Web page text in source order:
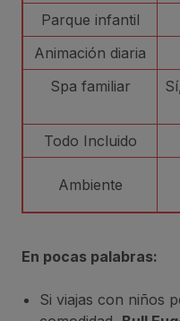
Parque infantil
Animación diaria
Spa familiar
Todo Incluido
Ambiente
En pocas palabras:
Si viajas con niños